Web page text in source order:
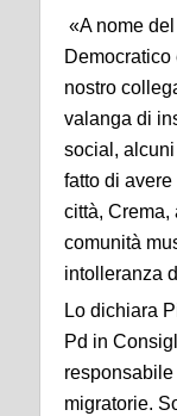
«A nome
Democratico
nostro
valanga di
social,
fatto di
città, Crema,
comunità
intolleranza
Lo dichiara
Pd in
migratorie.